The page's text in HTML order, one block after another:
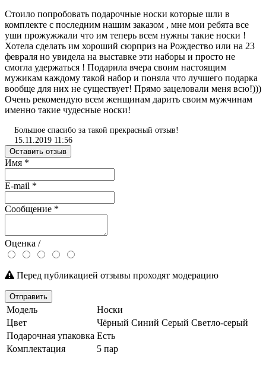
Стоило попробовать подарочные носки которые шли в
комплекте с последним нашим заказом , мне мои ребята все
уши прожужжали что им теперь всем нужны такие носки !
Хотела сделать им хороший сюрприз на Рождество или на 23
февраля но увидела на выставке эти наборы и просто не
смогла удержаться ! Подарила вчера своим настоящим
мужикам каждому такой набор и поняла что лучшего подарка
вообще для них не существует! Прямо зацеловали меня всю!)))
Очень рекомендую всем женщинам дарить своим мужчинам
именно такие чудесные носки!
Большое спасибо за такой прекрасный отзыв!
15.11.2019 11:56
Оставить отзыв
Имя *
E-mail *
Сообщение *
Оценка /
Перед публикацией отзывы проходят модерацию
Отправить
Модель
Носки
Цвет
Чёрный Синий Серый Светло-серый
Подарочная упаковка Есть
Комплектация
5 пар